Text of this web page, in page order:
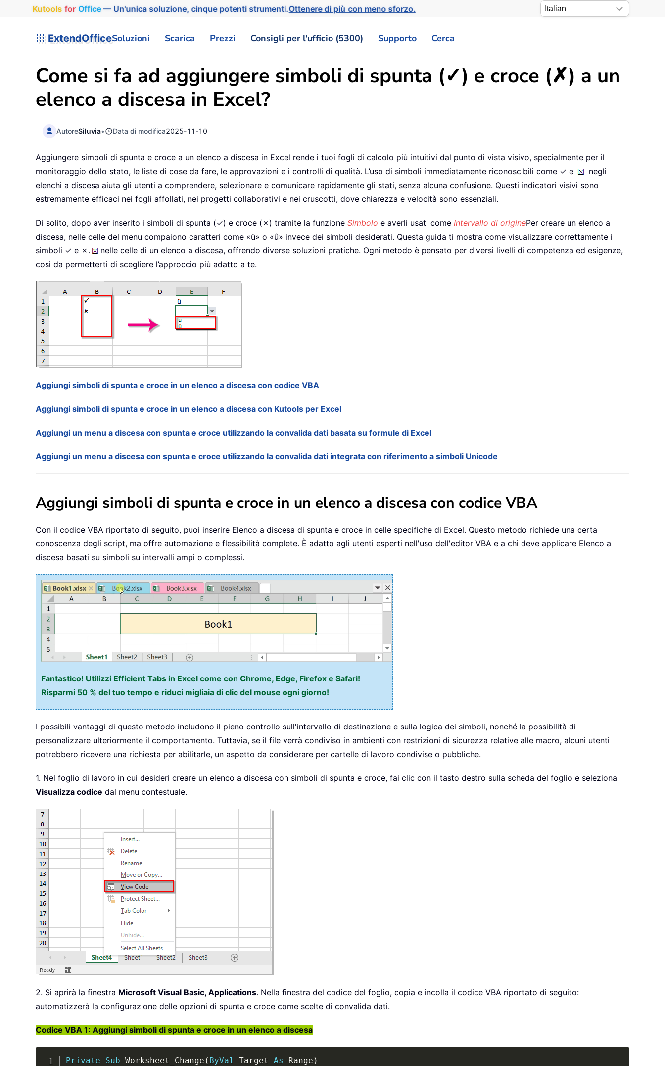
Kutools for Office— Un'unica soluzione, cinque potenti strumenti.Ottenere di più con meno sforzo.
ExtendOfficeSoluzioni Scarica Prezzi Consigli per l'ufficio (5300) Supporto Cerca
Come si fa ad aggiungere simboli di spunta (✓) e croce (✗) a un
elenco a discesa in Excel?
AutoreSiluvia• Data di modifica2025-11-10
Aggiungere simboli di spunta e croce a un elenco a discesa in Excel rende i tuoi fogli di calcolo più intuitivi dal punto di vista visivo, specialmente per il
monitoraggio dello stato, le liste di cose da fare, le approvazioni e i controlli di qualità. L’uso di simboli immediatamente riconoscibili come ✓ e
negli
elenchi a discesa aiuta gli utenti a comprendere, selezionare e comunicare rapidamente gli stati, senza alcuna confusione. Questi indicatori visivi sono
estremamente efficaci nei fogli affollati, nei progetti collaborativi e nei cruscotti, dove chiarezza e velocità sono essenziali.
Di solito, dopo aver inserito i simboli di spunta (✓) e croce (✗) tramite la funzione Simbolo e averli usati come Intervallo di originePer creare un elenco a
discesa, nelle celle del menu compaiono caratteri come «ü» o «û» invece dei simboli desiderati. Questa guida ti mostra come visualizzare correttamente i
simboli ✓ e ✗.
nelle celle di un elenco a discesa, offrendo diverse soluzioni pratiche. Ogni metodo è pensato per diversi livelli di competenza ed esigenze,
così da permetterti di scegliere l’approccio più adatto a te.
Aggiungi simboli di spunta e croce in un elenco a discesa con codice VBA
Aggiungi simboli di spunta e croce in un elenco a discesa con Kutools per Excel
Aggiungi un menu a discesa con spunta e croce utilizzando la convalida dati basata su formule di Excel
Aggiungi un menu a discesa con spunta e croce utilizzando la convalida dati integrata con riferimento a simboli Unicode
Aggiungi simboli di spunta e croce in un elenco a discesa con codice VBA
Con il codice VBA riportato di seguito, puoi inserire Elenco a discesa di spunta e croce in celle specifiche di Excel. Questo metodo richiede una certa
conoscenza degli script, ma offre automazione e flessibilità complete. È adatto agli utenti esperti nell'uso dell'editor VBA e a chi deve applicare Elenco a
discesa basati su simboli su intervalli ampi o complessi.
Fantastico! Utilizzi Efficient Tabs in Excel come con Chrome, Edge, Firefox e Safari!
Risparmi 50 % del tuo tempo e riduci migliaia di clic del mouse ogni giorno!
I possibili vantaggi di questo metodo includono il pieno controllo sull'intervallo di destinazione e sulla logica dei simboli, nonché la possibilità di
personalizzare ulteriormente il comportamento. Tuttavia, se il file verrà condiviso in ambienti con restrizioni di sicurezza relative alle macro, alcuni utenti
potrebbero ricevere una richiesta per abilitarle, un aspetto da considerare per cartelle di lavoro condivise o pubbliche.
1. Nel foglio di lavoro in cui desideri creare un elenco a discesa con simboli di spunta e croce, fai clic con il tasto destro sulla scheda del foglio e seleziona
Visualizza codice dal menu contestuale.
2. Si aprirà la finestra Microsoft Visual Basic, Applications. Nella finestra del codice del foglio, copia e incolla il codice VBA riportato di seguito:
automatizzerà la configurazione delle opzioni di spunta e croce come scelte di convalida dati.
Codice VBA 1: Aggiungi simboli di spunta e croce in un elenco a discesa
Private Sub Worksheet_Change ( ByVal Target As Range )